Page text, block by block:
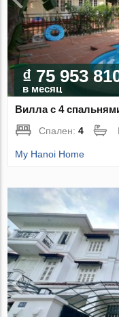
₫ 75 953
в месяц
Вилла с 4
Спален:4
My Hanoi Home